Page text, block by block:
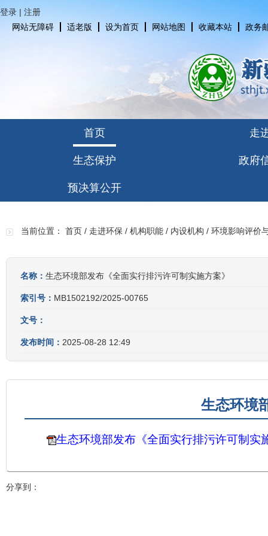
登录 | 注册
网站无障碍
适老版 设为首页 网站地图 收藏本站 政务
首页 走
生态保护 政府
预决算公开
当前位置： 首页 / 走进环保 / 机构职能 / 内设机构 / 环境影响评价
名称：生态环境部发布《全面实行排污许可制实施方案》
索引号： MB1502192/2025-00765
文号：
发布时间： 2025-08-28 12:49
生态环境
生态环境部发布《全面实行排污许可制实
分享到：